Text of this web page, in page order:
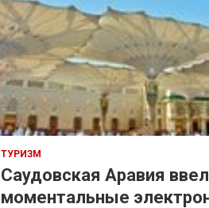
ТУРИЗМ
Саудовская Аравия
моментальные